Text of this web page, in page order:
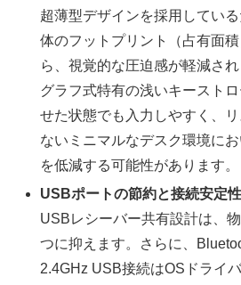
超薄型デザインを採用してい
体のフットプリント（占有面
ら、視覚的な圧迫感が軽減さ
グラフ式特有の浅いキースト
せた状態でも入力しやすく、
ないミニマルなデスク環境に
を低減する可能性があります。
USBポートの節約と接続安定性
USBレシーバー共有設計は、
つに抑えます。さらに、
2.4GHz USB接続はOSドライ